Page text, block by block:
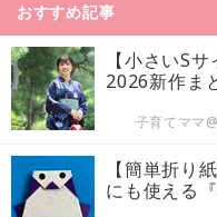
おすすめ記事
【小さいS
2026新作ま
子育てママ
【簡単折り
にも使える